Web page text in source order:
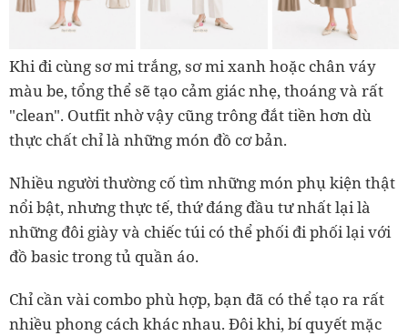
Khi đi cùng sơ mi trắng, sơ mi xanh hoặc chân váy
màu be, tổng thể sẽ tạo cảm giác nhẹ, thoáng và rất
"clean". Outfit nhờ vậy cũng trông đắt tiền hơn dù
thực chất chỉ là những món đồ cơ bản.
Nhiều người thường cố tìm những món phụ kiện thật
nổi bật, nhưng thực tế, thứ đáng đầu tư nhất lại là
những đôi giày và chiếc túi có thể phối đi phối lại với
đồ basic trong tủ quần áo.
Chỉ cần vài combo phù hợp, bạn đã có thể tạo ra rất
nhiều phong cách khác nhau. Đôi khi, bí quyết mặc